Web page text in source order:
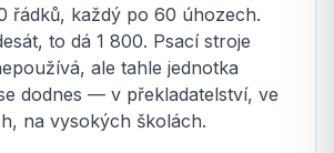
řádků, každý po 60 úhozech.
to dá 1 800. Psací stroje
ale tahle jednotka
dodnes — v překladatelství, ve
na vysokých školách.